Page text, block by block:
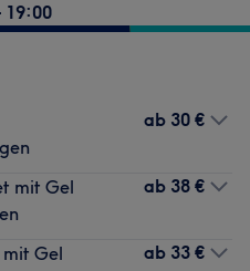
19:00
ab 30 €
mit Gel
ab 38 €
Gel
ab 33 €